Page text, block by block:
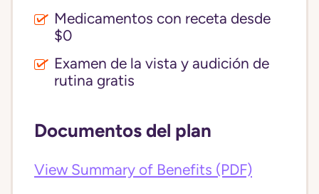
Medicamentos con receta desde
$0
Examen de la vista y audición de
rutina gratis
Documentos del plan
View Summary of Benefits (PDF)